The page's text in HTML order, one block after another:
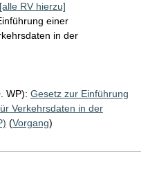
[alle RV hierzu]
einer
in der
WP): Gesetz zur Einführung
Verkehrsdaten in der
(Vorgang)